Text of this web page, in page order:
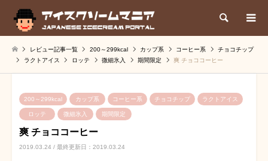
検索
レビュー記事一覧 200～299kcal カップ系 コーヒー系
チョコチップ
ラクトアイス
ロッテ 微細氷入 期間限定 爽 チョココーヒー
200～299kcal カップ系 コーヒー系 チョコチップ ラクトアイス
ロッテ 微細氷入 期間限定
爽 チョココーヒー
2019.03.24 / 最終更新日：2019.03.24